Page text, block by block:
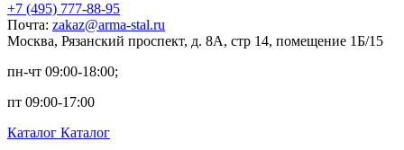
+7 (495) 777-88-95
Почта: zakaz@arma-stal.ru
Москва, Рязанский проспект, д. 8А, стр 14, помещение 1Б/15
пн-чт 09:00-18:00;
пт 09:00-17:00
Каталог Каталог